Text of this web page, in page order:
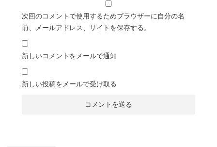
次回のコメントで使用するためブラウザーに自分の名
前、メールアドレス、サイトを保存する。
新しいコメントをメールで通知
新しい投稿をメールで受け取る